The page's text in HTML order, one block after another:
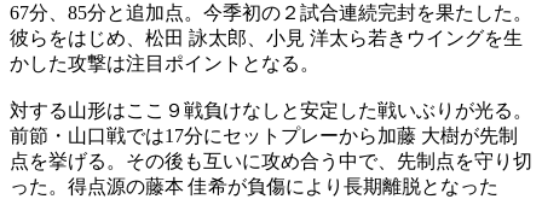
67分、85分と追加点。今季初の２試合連続完封を果たした。
彼らをはじめ、松田 詠太郎、小見 洋太ら若きウイングを生
かした攻撃は注目ポイントとなる。
対する山形はここ９戦負けなしと安定した戦いぶりが光る。
前節・山口戦では17分にセットプレーから加藤 大樹が先制
点を挙げる。その後も互いに攻め合う中で、先制点を守り切
った。得点源の藤本 佳希が負傷により長期離脱となった